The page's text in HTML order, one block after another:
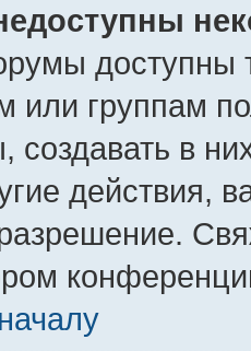
доступны
или группам
создавать в
действия,